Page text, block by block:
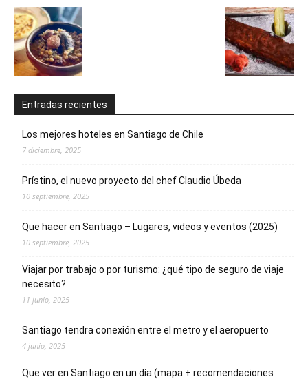
Entradas recientes
Los mejores hoteles en Santiago de Chile
7 diciembre, 2025
Prístino, el nuevo proyecto del chef Claudio Úbeda
10 septiembre, 2025
Que hacer en Santiago – Lugares, videos y eventos (2025)
10 septiembre, 2025
Viajar por trabajo o por turismo: ¿qué tipo de seguro de viaje
necesito?
11 junio, 2025
Santiago tendra conexión entre el metro y el aeropuerto
4 junio, 2025
Que ver en Santiago en un día (mapa + recomendaciones